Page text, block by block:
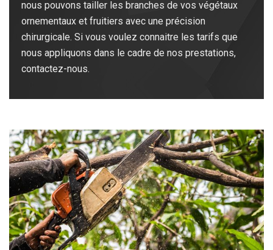
nous pouvons tailler les branches de vos végétaux
ornementaux et fruitiers avec une précision
chirurgicale. Si vous voulez connaitre les tarifs que
nous appliquons dans le cadre de nos prestations,
contactez-nous.